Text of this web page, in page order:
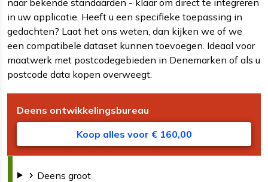
in uw applicatie. Heeft u een specifieke toepassing in
gedachten? Laat het ons weten, dan kijken we of we
een compatibele dataset kunnen toevoegen. Ideaal voor
maatwerk met postcodegebieden in Denemarken of als u
postcode data kopen overweegt.
Deens ontwikkelingsbureau
Koop alles voor € 160,00
Deens groot